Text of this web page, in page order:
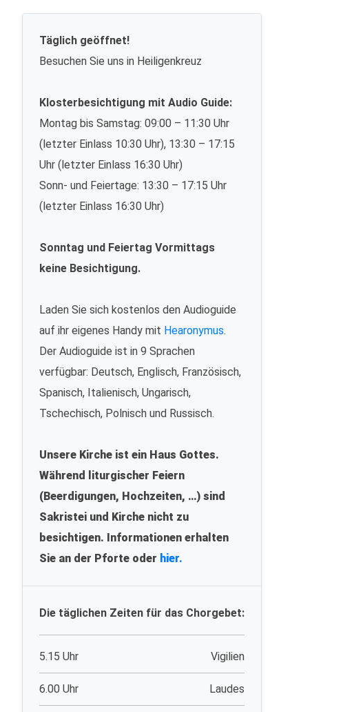
Täglich geöffnet!
Besuchen Sie uns in Heiligenkreuz
Klosterbesichtigung mit Audio Guide:
Montag bis Samstag: 09:00 – 11:30 Uhr
(letzter Einlass 10:30 Uhr), 13:30 – 17:15
Uhr (letzter Einlass 16:30 Uhr)
Sonn- und Feiertage: 13:30 – 17:15 Uhr
(letzter Einlass 16:30 Uhr)
Sonntag und Feiertag Vormittags
keine Besichtigung.
Laden Sie sich kostenlos den Audioguide
auf ihr eigenes Handy mit Hearonymus.
Der Audioguide ist in 9 Sprachen
verfügbar: Deutsch, Englisch, Französisch,
Spanisch, Italienisch, Ungarisch,
Tschechisch, Polnisch und Russisch.
Unsere Kirche ist ein Haus Gottes.
Während liturgischer Feiern
(Beerdigungen, Hochzeiten, …) sind
Sakristei und Kirche nicht zu
besichtigen. Informationen erhalten
Sie an der Pforte oder hier.
Die täglichen Zeiten für das Chorgebet:
5.15 Uhr Vigilien
6.00 Uhr Laudes